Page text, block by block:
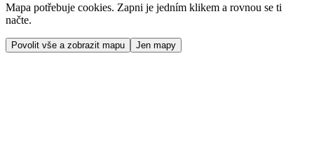
Mapa potřebuje cookies. Zapni je jedním klikem a rovnou se ti
načte.
Povolit vše a zobrazit mapu Jen mapy